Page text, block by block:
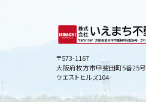
〒573-1167
大阪府枚方市甲斐田町5番25号
ウエストヒルズ104